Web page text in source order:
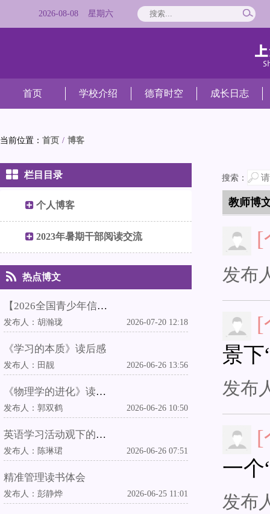
2026-08-08 星期 六
首页 学校介绍 德育时空 成长日志
当前位置： 首页 / 博客
栏目目录
个人博客
2023年暑期干部阅读交流
热点博文
【2026全国青少年信息素养大赛华东赛区（上海）复赛】执裁心得
发布人：胡瀚珑 2026-07-20 12:18
《学习的本质》读后感
发布人： 田靓 2026-06-26 13:56
《物理学的进化》读后感
发布人：郭双鹤 2026-06-26 10:50
英语学习活动观下的中外教融合英语教学实践
发布人： 陈琳珺 2026-06-26 07:51
精准管理读书体会
发布人：彭静烨 2026-06-25 11:01
搜索：
教师博
[
发布
[
景下
发布
[
一个
发布